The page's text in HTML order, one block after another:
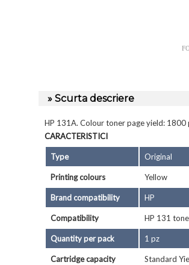
» Scurta descriere
HP 131A. Colour toner page yield: 1800
CARACTERISTICI
Type Original
Printing colours Yellow
Brand compatibility HP
Compatibility HP 131
Quantity per pack 1 pz
Cartridge capacity Standard